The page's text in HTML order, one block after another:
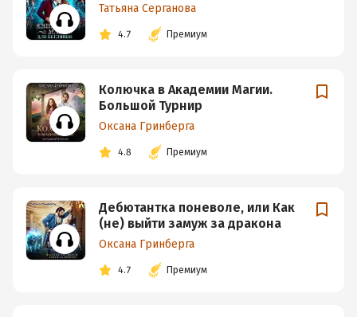
Татьяна Серганова
4.7 Премиум
Колючка в Академии Магии.
Большой Турнир
Оксана Гринберга
4.8 Премиум
Дебютантка поневоле, или Как
(не) выйти замуж за дракона
Оксана Гринберга
4.7 Премиум